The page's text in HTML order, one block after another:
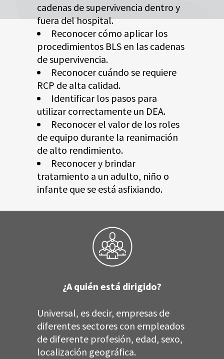
cadenas de supervivencia dentro y
fuera del hospital.
Reconocer cómo aplicar los
procedimientos BLS en las cadenas
de supervivencia.
Reconocer cuándo se requiere
RCP de alta calidad.
Identificar los pasos para
utilizar correctamente un DEA.
Reconocer el valor de los roles
de equipo durante la reanimación
de alto rendimiento.
Reconocer y brindar
tratamiento a un adulto, niño o
infante que se está asfixiando.
¿A quién está dirigido?
Universal, es decir, empresas de
diferentes sectores con empleados
de diferente profesión, edad, sexo,
localización geográfica.